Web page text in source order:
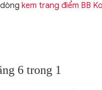
kem trang điểm BB
6 trong 1